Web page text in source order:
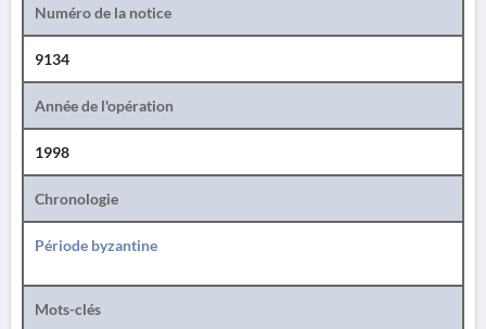
Numéro de la notice
9134
Année de l'opération
1998
Chronologie
Période byzantine
Mots-clés